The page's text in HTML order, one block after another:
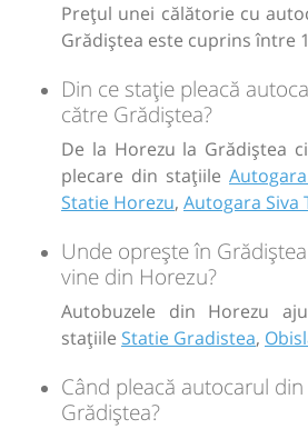
Prețul unei călătorie cu
Grădiștea este cuprins între
Din ce stație pleacă
către Grădiștea?
De la Horezu la Grădiștea
plecare din stațiile
Statie Horezu, Autogara Siva
Unde oprește în
vine din Horezu?
Autobuzele din Horezu
stațiile Statie Gradistea,
Când pleacă autocarul
Grădiștea?